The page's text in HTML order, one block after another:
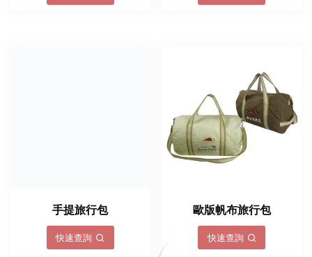
手提旅行包
快速查詢
歐版帆布旅行包
快速查詢